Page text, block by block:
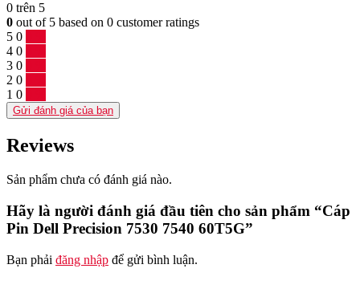
0 trên 5
0 out of 5 based on 0 customer ratings
5 0
4 0
3 0
2 0
1 0
Gửi đánh giá của bạn
Reviews
Sản phẩm chưa có đánh giá nào.
Hãy là người đánh giá đầu tiên cho sản phẩm “Cáp
Pin Dell Precision 7530 7540 60T5G”
Bạn phải đăng nhập để gửi bình luận.